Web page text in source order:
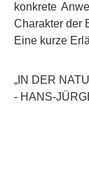
konkrete
Charakter der
Eine kurze
„IN DER
- HANS-